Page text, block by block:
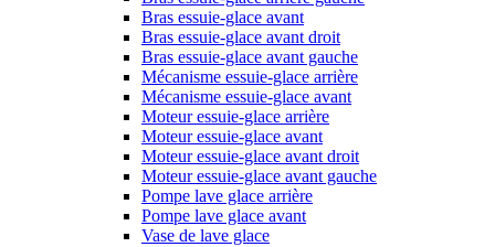
Bras essuie-glace avant
Bras essuie-glace avant droit
Bras essuie-glace avant gauche
Mécanisme essuie-glace arrière
Mécanisme essuie-glace avant
Moteur essuie-glace arrière
Moteur essuie-glace avant
Moteur essuie-glace avant droit
Moteur essuie-glace avant gauche
Pompe lave glace arrière
Pompe lave glace avant
Vase de lave glace